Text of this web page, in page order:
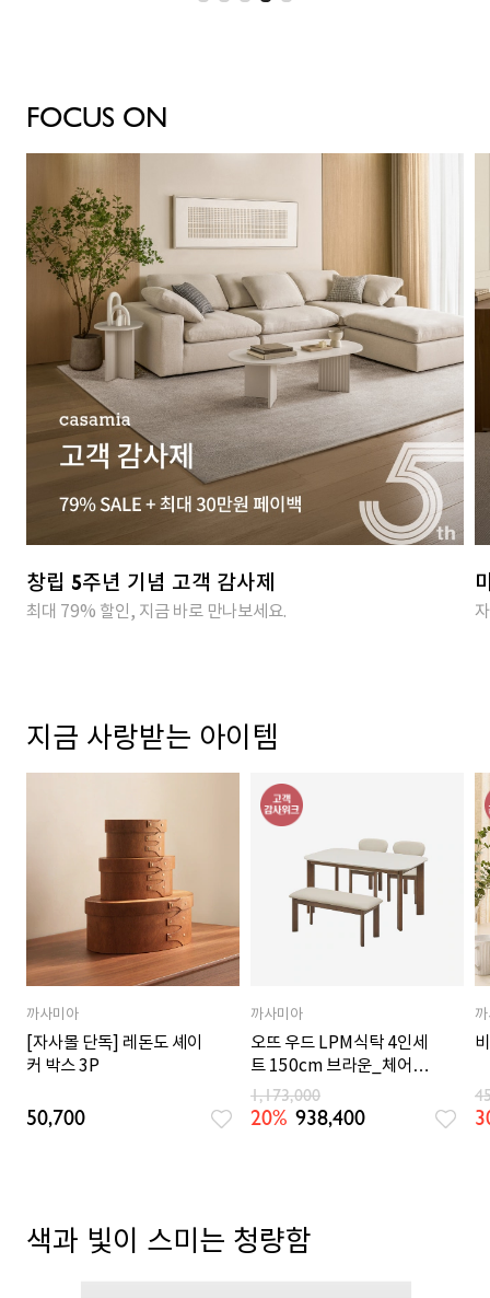
FOCUS ON
창립 5주년 기념 고객 감사제
최대 79% 할인, 지금 바로 만나보세요.
지금 사랑받는 아이템
까사미아
[자사몰 단독] 레돈도 셰이
커 박스 3P
50,700
까사미아
오뜨 우드 LPM식탁 4인세
트 150cm 브라운_체어
2EA, 벤치 1EA
1,173,000
20% 938,400
색과 빛이 스미는 청량함